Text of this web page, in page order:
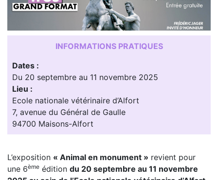
INFORMATIONS PRATIQUES
Dates :
Du 20 septembre au 11 novembre 2025
Lieu :
Ecole nationale vétérinaire d’Alfort
7, avenue du Général de Gaulle
94700 Maisons-Alfort
L’exposition « Animal en monument » revient pour
une 6ème édition du 20 septembre au 11 novembre